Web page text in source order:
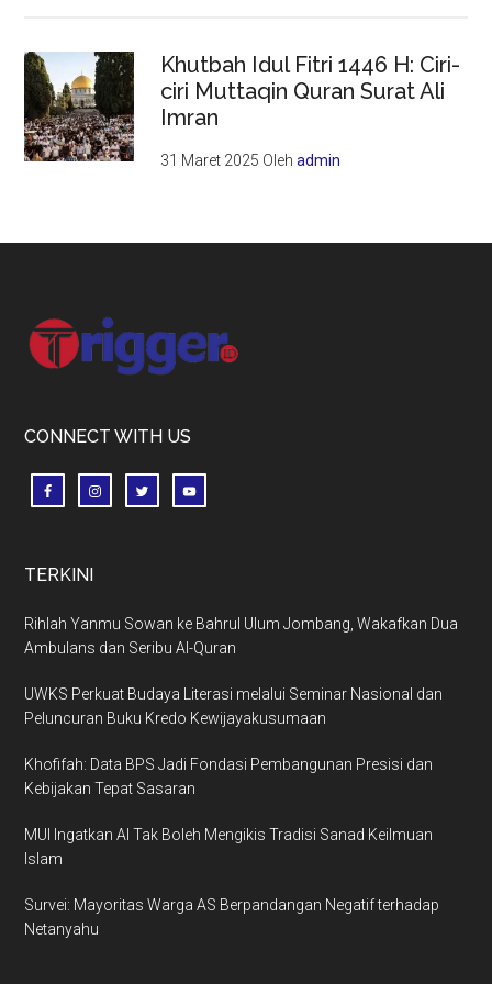
Khutbah Idul Fitri 1446 H: Ciri-
ciri Muttaqin Quran Surat Ali
Imran
31 Maret 2025 Olehadmin
Footer
CONNECT WITH US
TERKINI
Rihlah Yanmu Sowan ke Bahrul Ulum Jombang, Wakafkan Dua
Ambulans dan Seribu Al-Quran
UWKS Perkuat Budaya Literasi melalui Seminar Nasional dan
Peluncuran Buku Kredo Kewijayakusumaan
Khofifah: Data BPS Jadi Fondasi Pembangunan Presisi dan
Kebijakan Tepat Sasaran
MUI Ingatkan AI Tak Boleh Mengikis Tradisi Sanad Keilmuan
Islam
Survei: Mayoritas Warga AS Berpandangan Negatif terhadap
Netanyahu